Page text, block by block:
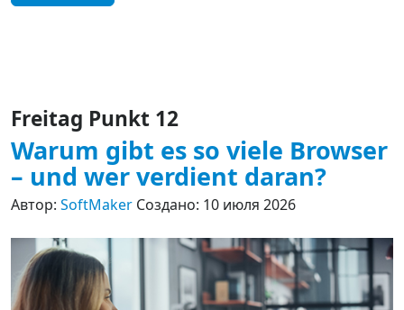
Freitag Punkt 12
Warum gibt es so viele Browser
– und wer verdient daran?
Автор: SoftMaker Создано: 10 июля 2026